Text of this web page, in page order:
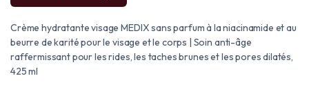
Crème hydratante visage MEDIX sans parfum à la niacinamide et au
beurre de karité pour le visage et le corps | Soin anti-âge
raffermissant pour les rides, les taches brunes et les pores dilatés,
425 ml